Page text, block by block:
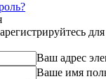
Ваш адрес
Ваше имя